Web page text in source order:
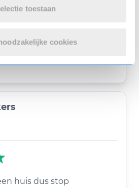
toestaan
cookies
huis dus stop